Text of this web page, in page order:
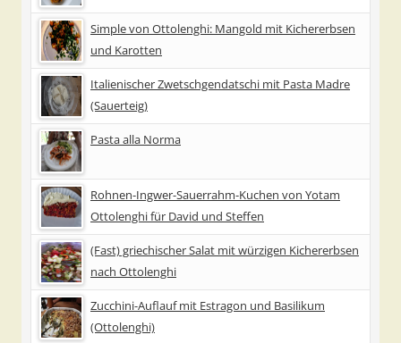
Simple von Ottolenghi: Mangold mit Kichererbsen
und Karotten
Italienischer Zwetschgendatschi mit Pasta Madre
(Sauerteig)
Pasta alla Norma
Rohnen-Ingwer-Sauerrahm-Kuchen von Yotam
Ottolenghi für David und Steffen
(Fast) griechischer Salat mit würzigen Kichererbsen
nach Ottolenghi
Zucchini-Auflauf mit Estragon und Basilikum
(Ottolenghi)